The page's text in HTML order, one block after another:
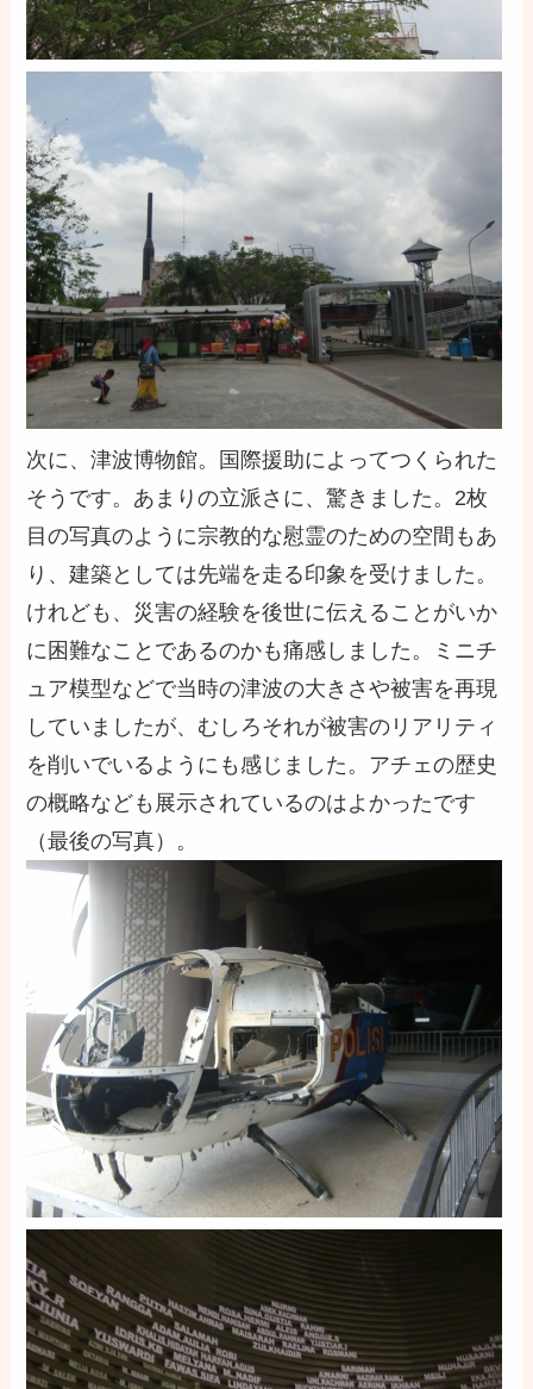
次に、津波博物館。国際援助によってつくられた
そうです。あまりの立派さに、驚きました。2枚
目の写真のように宗教的な慰霊のための空間もあ
り、建築としては先端を走る印象を受けました。
けれども、災害の経験を後世に伝えることがいか
に困難なことであるのかも痛感しました。ミニチ
ュア模型などで当時の津波の大きさや被害を再現
していましたが、むしろそれが被害のリアリティ
を削いでいるようにも感じました。アチェの歴史
の概略なども展示されているのはよかったです
（最後の写真）。